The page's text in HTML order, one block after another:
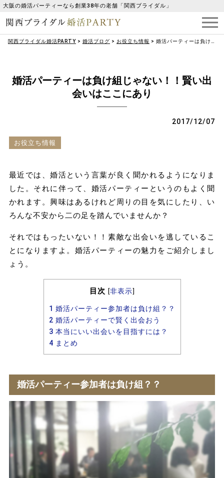
大阪の婚活パーティーなら創業38年の老舗「関西ブライダル」
関西ブライダル婚活PARTY > 婚活ブログ > お役立ち情報 > 婚活パーティーは負け組じゃない！！賢い出会いはここにあり
婚活パーティーは負け組じゃない！！賢い出
会いはここにあり
お役立ち情報
2017/12/07
最近では、婚活という言葉が良く聞かれるようになりま
した。それに伴って、婚活パーティーというのもよく聞
かれます。興味はあるけれど周りの目を気にしたり、い
ろんな不安から二の足を踏んでいませんか？
それではもったいない！！素敵な出会いを逃しているこ
とになりますよ。婚活パーティーの魅力をご紹介しまし
ょう。
目次 [非表示]
1 婚活パーティー参加者は負け組？？
2 婚活パーティーで賢く出会おう
3 本当にいい出会いを目指すには？
4 まとめ
婚活パーティー参加者は負け組？？